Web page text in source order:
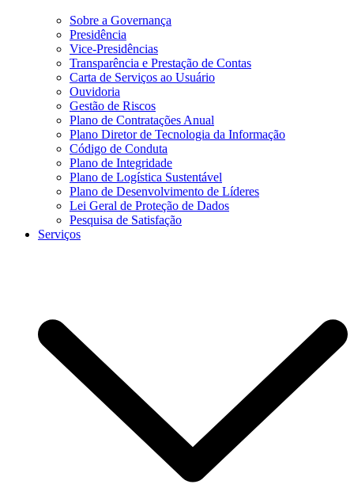
Sobre a Governança
Presidência
Vice-Presidências
Transparência e Prestação de Contas
Carta de Serviços ao Usuário
Ouvidoria
Gestão de Riscos
Plano de Contratações Anual
Plano Diretor de Tecnologia da Informação
Código de Conduta
Plano de Integridade
Plano de Logística Sustentável
Plano de Desenvolvimento de Líderes
Lei Geral de Proteção de Dados
Pesquisa de Satisfação
Serviços